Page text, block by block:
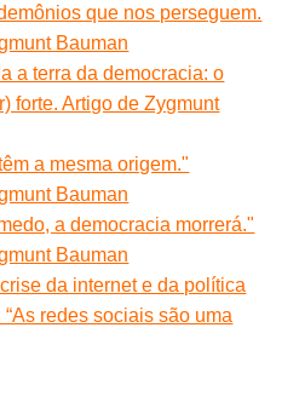
que nos perseguem.
Bauman
a terra da democracia: o
forte. Artigo de Zygmunt
a mesma origem."
Bauman
a democracia morrerá."
Bauman
da internet e da política
redes sociais são uma